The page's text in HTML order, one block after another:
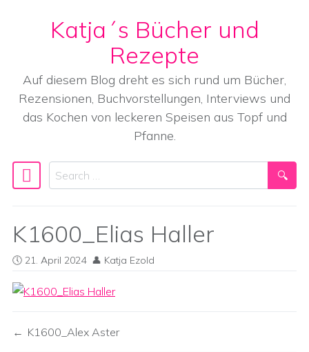
Skip to content
Katja´s Bücher und
Rezepte
Auf diesem Blog dreht es sich rund um Bücher,
Rezensionen, Buchvorstellungen, Interviews und
das Kochen von leckeren Speisen aus Topf und
Pfanne.
Main Navigation
Search
K1600_Elias Haller
21. April 2024 Katja Ezold
K1600_Alex Aster